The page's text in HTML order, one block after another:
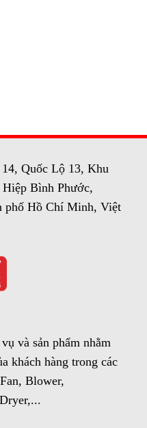
Quốc Lộ 13, Khu
Bình Phước,
phố Hồ Chí Minh, Việt
và sản phẩm nhằm
khách hàng trong các
Blower,